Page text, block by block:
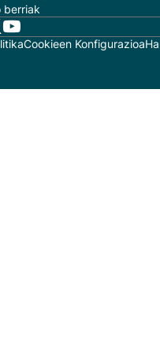
berriak
Cookieen Konfigurazioa